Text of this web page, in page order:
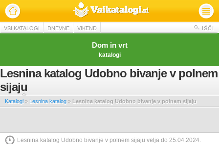
VSI KATALOGI DNEVNE VIKEND IŠČI
Dom in vrt
katalogi
Lesnina katalog Udobno bivanje v polnem
sijaju
Katalogi » Lesnina katalog » Lesnina katalog Udobno bivanje v polnem sijaju
Lesnina katalog Udobno bivanje v polnem sijaju velja do 25.04.2024.